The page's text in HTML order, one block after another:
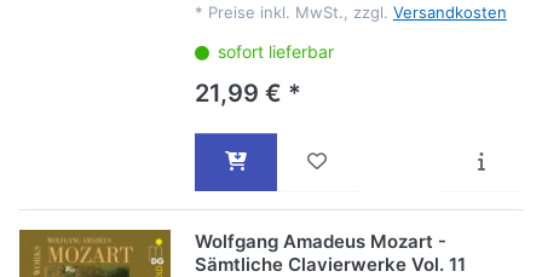
* Preise inkl. MwSt., zzgl. Versandkosten
sofort lieferbar
21,99 € *
Wolfgang Amadeus Mozart -
Sämtliche Clavierwerke Vol. 11